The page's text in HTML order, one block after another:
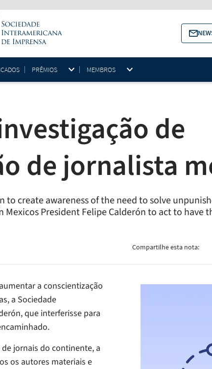
PRÊMIOS MEMBROS
de
de jornalista
to create awareness of the need to solve
President Felipe Calderón to act to
Compartilhe esta nota:
a conscientização
a Sociedade
que interferisse para
jornais do continente, a
os autores materiais e